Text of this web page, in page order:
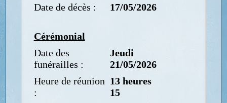
Date de décès :
17/05/2026
Cérémonial
Date des
funérailles :
Jeudi
21/05/2026
Heure de réunion
:
13 heures
15